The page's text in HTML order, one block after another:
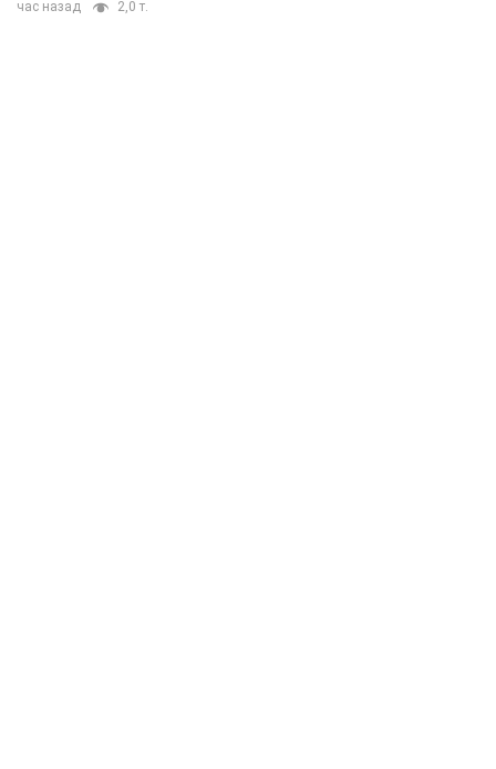
час назад 2,0 т.